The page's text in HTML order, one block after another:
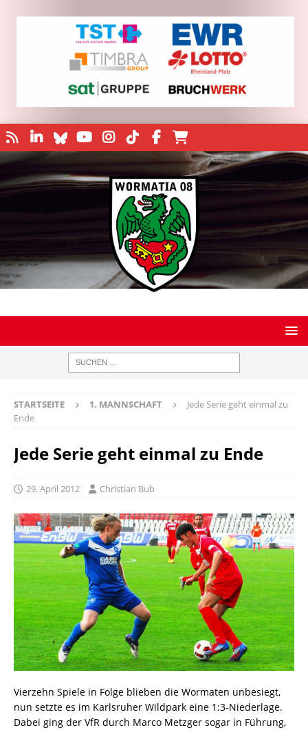
STARTSEITE 1. MANNSCHAFT
Jede Serie geht einmal zu
Ende
Jede Serie geht einmal zu Ende
29. April 2012 Christian Bub
Vierzehn Spiele in Folge blieben die Wormaten unbesiegt,
nun setzte es im Karlsruher Wildpark eine 1:3-Niederlage.
Dabei ging der VfR durch Marco Metzger sogar in Führung,